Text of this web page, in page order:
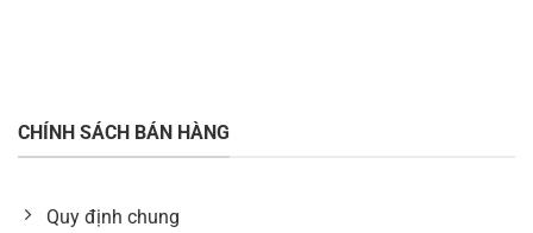
CHÍNH SÁCH BÁN HÀNG
Quy định chung